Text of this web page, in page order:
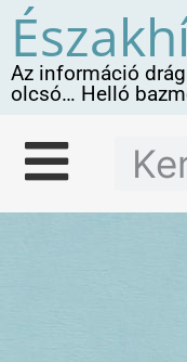
Az információ
olcsó… Helló